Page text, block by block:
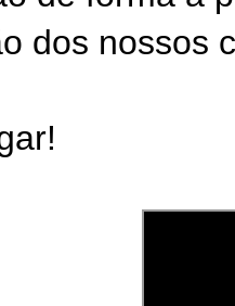
dos nossos